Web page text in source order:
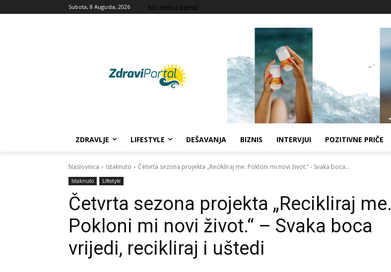
Subota, 8 Augusta, 2026 No menu items!
ZDRAVLJE LIFESTYLE DEŠAVANJA BIZNIS INTERVJUI POZITIVNE PRIČE
Naslovnica Istaknuto Četvrta sezona projekta „Recikliraj me. Pokloni mi novi život.“ - Svaka boca...
Istaknuto Lifestyle
Četvrta sezona projekta „Recikliraj me.
Pokloni mi novi život.“ – Svaka boca
vrijedi, recikliraj i uštedi